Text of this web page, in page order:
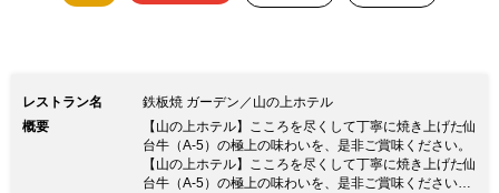
レストラン名
鉄板焼 ガーデン／山の上ホテル
概要
【山の上ホテル】こころを尽くして丁寧に焼き上げた仙
台牛（A-5）の極上の味わいを、是非ご賞味ください。
【山の上ホテル】こころを尽くして丁寧に焼き上げた仙
台牛（A-5）の極上の味わいを、是非ご賞味ください。